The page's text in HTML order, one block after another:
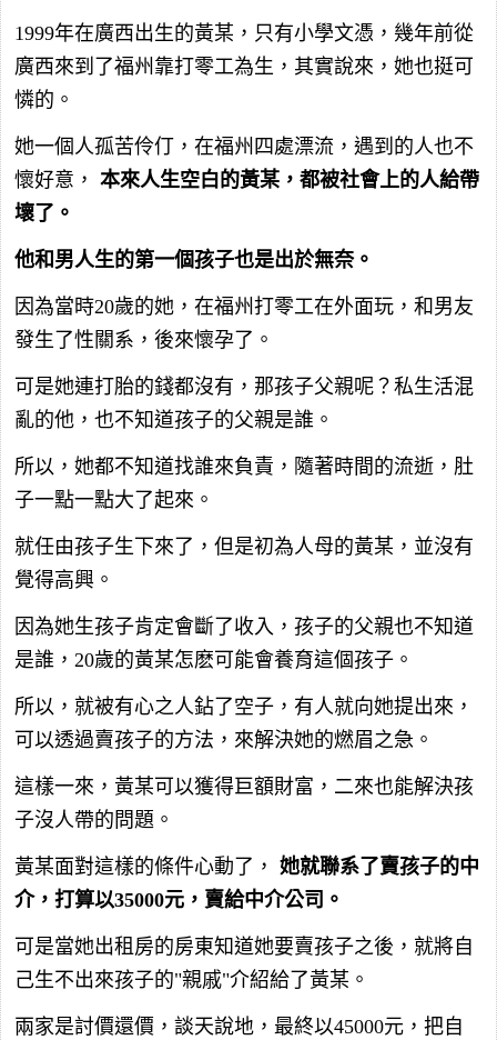
1999年在廣西出生的黃某，只有小學文憑，幾年前從
廣西來到了福州靠打零工為生，其實說來，她也挺可
憐的。
她一個人孤苦伶仃，在福州四處漂流，遇到的人也不
懷好意， 本來人生空白的黃某，都被社會上的人給帶
壞了。
他和男人生的第一個孩子也是出於無奈。
因為當時20歲的她，在福州打零工在外面玩，和男友
發生了性關系，後來懷孕了。
可是她連打胎的錢都沒有，那孩子父親呢？私生活混
亂的他，也不知道孩子的父親是誰。
所以，她都不知道找誰來負責，隨著時間的流逝，肚
子一點一點大了起來。
就任由孩子生下來了，但是初為人母的黃某，並沒有
覺得高興。
因為她生孩子肯定會斷了收入，孩子的父親也不知道
是誰，20歲的黃某怎麽可能會養育這個孩子。
所以，就被有心之人鉆了空子，有人就向她提出來，
可以透過賣孩子的方法，來解決她的燃眉之急。
這樣一來，黃某可以獲得巨額財富，二來也能解決孩
子沒人帶的問題。
黃某面對這樣的條件心動了， 她就聯系了賣孩子的中
介，打算以35000元，賣給中介公司。
可是當她出租房的房東知道她要賣孩子之後，就將自
己生不出來孩子的"親戚"介紹給了黃某。
兩家是討價還價，談天說地，最終以45000元，把自